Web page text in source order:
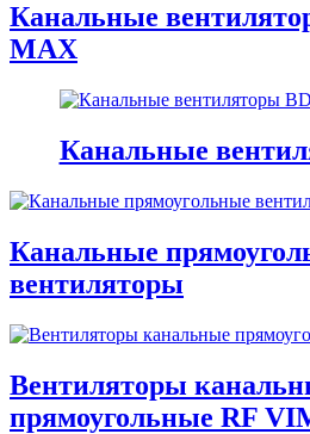
Канальные
MAX
Канальные
Канальные
вентиляторы
Вентиляторы
прямоугольные RF